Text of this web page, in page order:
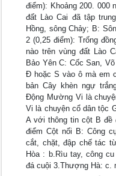
điểm): Khoảng 200. 000
đất Lào Cai đã tập
Hồng, sông Chảy; B:
2 (0,25 điểm): Trống
nào trên vùng đất Lào
Bảo Yên C: Cốc San,
Đ hoặc S vào ô mà em
bản Cây khèn ngự
Động Mường Vi là
Vi là chuyện cổ dân tộc
A với thông tin cột B
điểm Cột nối B: Công
cắt, chặt, đập chế tác
Hòa : b.Rìu tay, công
đá cuội 3.Thượng Hà: c.